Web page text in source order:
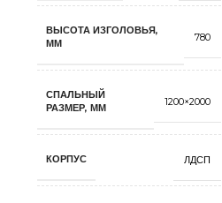
ВЫСОТА ИЗГОЛОВЬЯ,
ММ
780
СПАЛЬНЫЙ
РАЗМЕР, ММ
1200×2000
КОРПУС ЛДСП